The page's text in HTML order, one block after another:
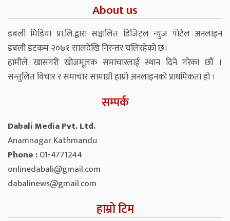
About us
डबली मिडिया प्रा.लि.द्वारा सञ्चालित डिजिटल न्युज पोर्टल अनलाइन
डबली डटकम २०७१ सालदेखि निरन्तर चलिरहेको छ।
हामीले खासगरी खोजमूलक समाचारलाई स्थान दिने गरेका छौं ।
सन्तुलित विचार र समाचार सामाग्री हाम्रो अनलाइनको प्राथमिकता हो ।
सम्पर्क
Dabali Media Pvt. Ltd.
Anamnagar Kathmandu
Phone :01-4771244
onlinedabali@gmail.com
dabalinews@gmail.com
हाम्रो टिम